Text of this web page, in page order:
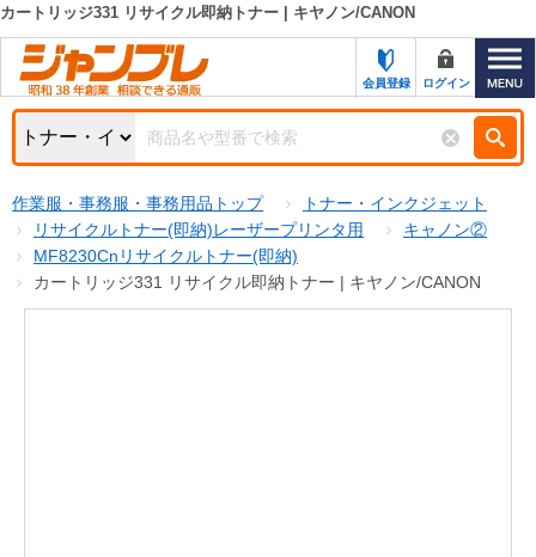
カテゴリー一覧
お知らせ
特集・キャンペーン一覧
初めての方へ
お問い合わせ
サポート＆ヘルプ
キーワード検索
検索条件
商品カテゴリから選ぶ
カートリッジ331 リサイクル即納トナー | キヤノン/CANON
会員登録 ログイン
作業服・事務服・事務用品トップ
トナー・インクジェット
リサイクルトナー(即納)レーザープリンタ用
キャノン②
MF8230Cnリサイクルトナー(即納)
カートリッジ331 リサイクル即納トナー | キヤノン/CANON